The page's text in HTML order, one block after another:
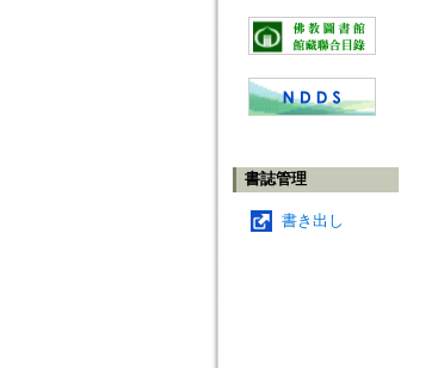
書誌管理
書き出し